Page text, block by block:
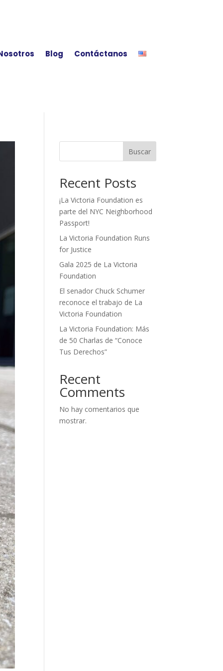
Blog Contáctanos
Buscar
Recent Posts
¡La Victoria Foundation es
parte del NYC Neighborhood
Passport!
La Victoria Foundation Runs
for Justice
Gala 2025 de La Victoria
Foundation
El senador Chuck Schumer
reconoce el trabajo de La
Victoria Foundation
La Victoria Foundation: Más
de 50 Charlas de “Conoce
Tus Derechos”
Recent
Comments
No hay comentarios que
mostrar.